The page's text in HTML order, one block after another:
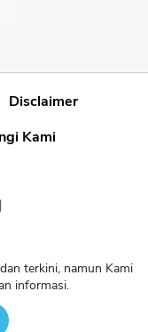
Disclaimer
Kami
terkini, namun Kami
informasi.